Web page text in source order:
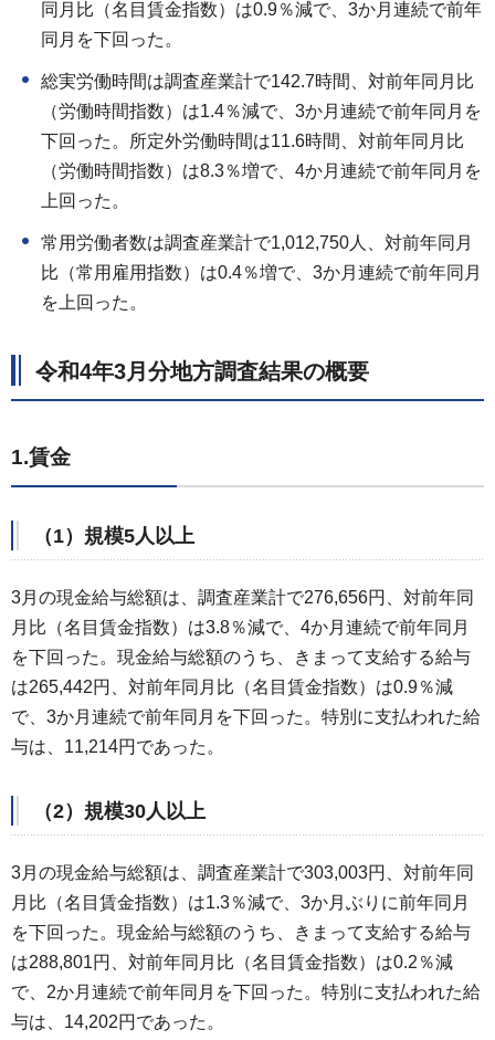
同月比（名目賃金指数）は0.9％減で、3か月連続で前年
同月を下回った。
総実労働時間は調査産業計で142.7時間、対前年同月比
（労働時間指数）は1.4％減で、3か月連続で前年同月を
下回った。所定外労働時間は11.6時間、対前年同月比
（労働時間指数）は8.3％増で、4か月連続で前年同月を
上回った。
常用労働者数は調査産業計で1,012,750人、対前年同月
比（常用雇用指数）は0.4％増で、3か月連続で前年同月
を上回った。
令和4年3月分地方調査結果の概要
1.賃金
（1）規模5人以上
3月の現金給与総額は、調査産業計で276,656円、対前年同
月比（名目賃金指数）は3.8％減で、4か月連続で前年同月
を下回った。現金給与総額のうち、きまって支給する給与
は265,442円、対前年同月比（名目賃金指数）は0.9％減
で、3か月連続で前年同月を下回った。特別に支払われた給
与は、11,214円であった。
（2）規模30人以上
3月の現金給与総額は、調査産業計で303,003円、対前年同
月比（名目賃金指数）は1.3％減で、3か月ぶりに前年同月
を下回った。現金給与総額のうち、きまって支給する給与
は288,801円、対前年同月比（名目賃金指数）は0.2％減
で、2か月連続で前年同月を下回った。特別に支払われた給
与は、14,202円であった。